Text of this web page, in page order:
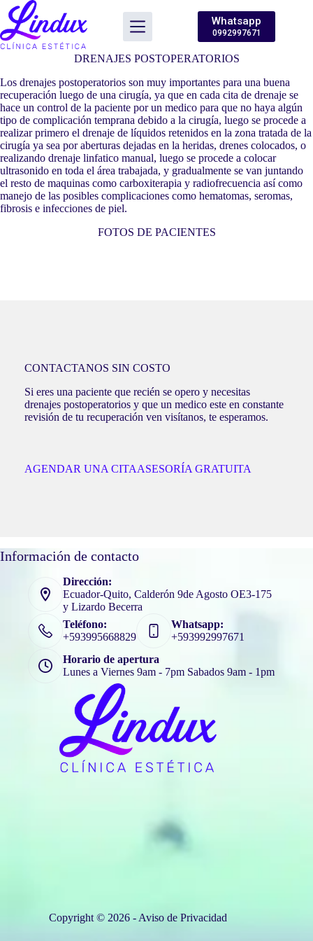
Saltar
contenido
Whatsapp
0992997671
DRENAJES POSTOPERATORIOS
Los drenajes postoperatorios son muy importantes para una buena
recuperación luego de una cirugía, ya que en cada cita de drenaje se
hace un control de la paciente por un medico para que no haya algún
tipo de complicación temprana debido a la cirugía, luego se procede a
realizar primero el drenaje de líquidos retenidos en la zona tratada de la
cirugía ya sea por aberturas dejadas en la heridas, drenes colocados, o
realizando drenaje linfatico manual, luego se procede a colocar
ultrasonido en toda el área trabajada, y gradualmente se van juntando
el resto de maquinas como carboxiterapia y radiofrecuencia así como
manejo de las posibles complicaciones como hematomas, seromas,
fibrosis e infecciones de piel.
FOTOS DE PACIENTES
CONTACTANOS SIN COSTO
Si eres una paciente que recién se opero y necesitas
drenajes postoperatorios y que un medico este en constante
revisión de tu recuperación ven visítanos, te esperamos.
AGENDAR UNA CITAASESORÍA GRATUITA
Información de contacto
Dirección:
Ecuador-Quito, Calderón 9de Agosto OE3-175
y Lizardo Becerra
Teléfono:
+593995668829
Whatsapp:
+593992997671
Horario de apertura
Lunes a Viernes 9am - 7pm Sabados 9am - 1pm
Copyright © 2026 - Aviso de Privacidad